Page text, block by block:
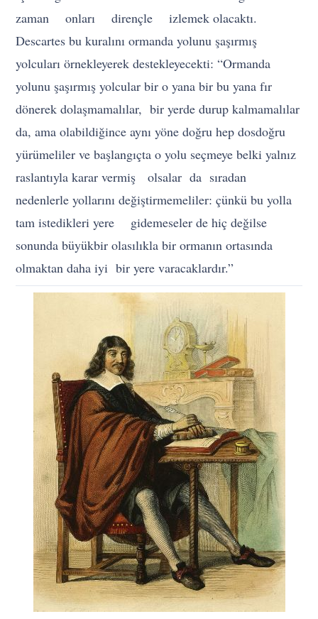
zaman onları dirençle izlemek olacaktı.
Descartes bu kuralını ormanda yolunu şaşırmış
yolcuları örnekleyerek destekleyecekti: “Ormanda
yolunu şaşırmış yolcular bir o yana bir bu yana fır
dönerek dolaşmamalılar, bir yerde durup kalmamalılar
da, ama olabildiğince aynı yöne doğru hep dosdoğru
yürümeliler ve başlangıçta o yolu seçmeye belki yalnız
raslantıyla karar vermiş olsalar da sıradan
nedenlerle yollarını değiştirmemeliler: çünkü bu yolla
tam istedikleri yere gidemeseler de hiç değilse
sonunda büyükbir olasılıkla bir ormanın ortasında
olmaktan daha iyi bir yere varacaklardır.”